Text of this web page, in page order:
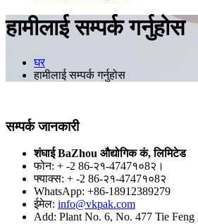
हामीलाई सम्पर्क गर्नुहोस
घर
हामीलाई सम्पर्क गर्नुहोस
सम्पर्क जानकारी
शंघाई BaZhou औद्योगिक कं, लिमिटेड
फोन: + -2 86-२१-4747१०8२।
फ्याक्स: + -2 86-२१-4747१०8२
WhatsApp: +86-18912389279
ईमेल: info@vkpak.com
Add: Plant No. 6, No. 477 Tie